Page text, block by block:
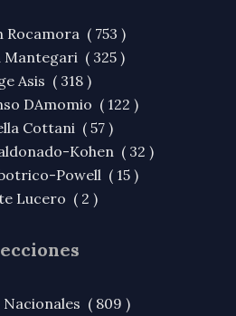
Rocamora ( 753 )
Mantegari ( 325 )
Asis ( 318 )
DAmomio ( 122 )
Cottani ( 57 )
Kohen ( 32 )
Powell ( 15 )
Lucero ( 2 )
( 809 )